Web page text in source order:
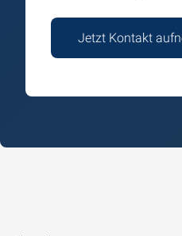
Jetzt Kontakt